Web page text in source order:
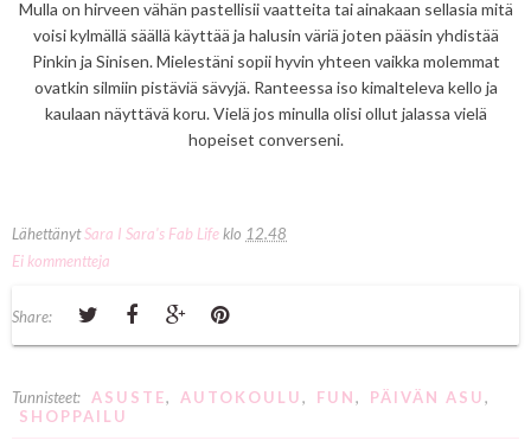
Mulla on hirveen vähän pastellisii vaatteita tai ainakaan sellasia mitä
voisi kylmällä säällä käyttää ja halusin väriä joten pääsin yhdistää
Pinkin ja Sinisen. Mielestäni sopii hyvin yhteen vaikka molemmat
ovatkin silmiin pistäviä sävyjä. Ranteessa iso kimalteleva kello ja
kaulaan näyttävä koru. Vielä jos minulla olisi ollut jalassa vielä
hopeiset converseni.
LähettänytSara I Sara's Fab Lifeklo 12.48
Ei kommentteja
Share:
Tunnisteet: ASUSTE, AUTOKOULU, FUN, PÄIVÄN ASU,
SHOPPAILU